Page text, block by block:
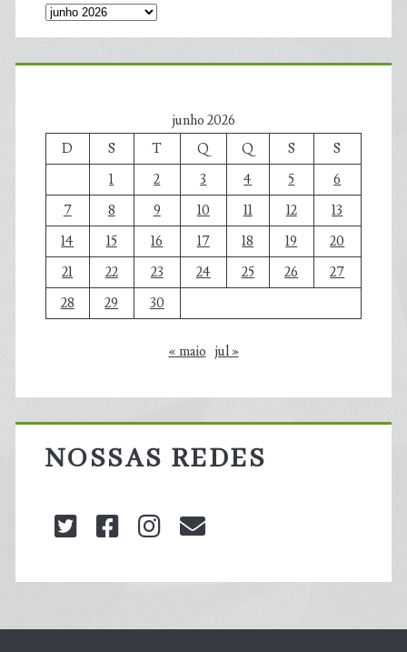
junho 2026
D
S T Q Q S
S
1
2 3 4 5
6
7
8 9 10 11 12
13
14
15 16 17 18 19
20
21
22 23 24 25 26
27
28
29 30
« maio jul »
NOSSAS REDES
twitterfacebookinstagram